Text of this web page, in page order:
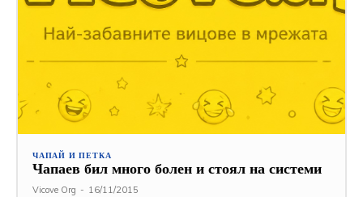
ЧАПАЙ И ПЕТКА
Чапаев бил много болен и стоял на системи
Vicove Org - 16/11/2015